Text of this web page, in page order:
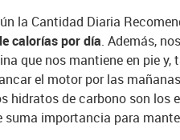
la Cantidad Diaria
calorías por día. Además,
que nos mantiene en pie
el motor por las
hidratos de carbono son los
suma importancia para